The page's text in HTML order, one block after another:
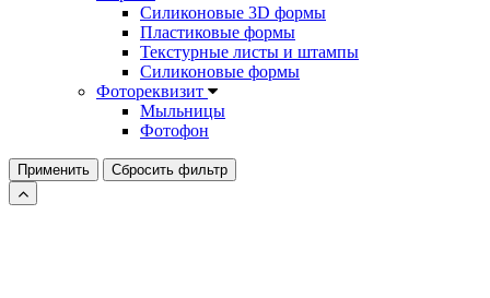
Силиконовые 3D формы
Пластиковые формы
Текстурные листы и штампы
Силиконовые формы
Фотореквизит
Мыльницы
Фотофон
Применить Сбросить фильтр